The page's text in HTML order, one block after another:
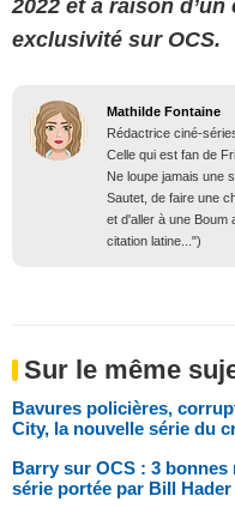
2022 et à raison
exclusivité sur OCS.
Mathilde Fontaine
Rédactrice ciné-
Celle qui est fan de
Ne loupe jamais une
Sautet, de faire une
et d'aller à une Boum
citation latine...")
Sur le même
Bavures policières,
City, la nouvelle série du
Barry sur OCS : 3
série portée par Bill Hader